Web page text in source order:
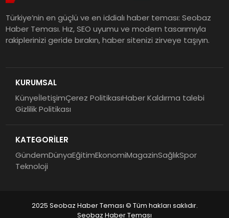
Türkiye’nin en güçlü ve en iddialı haber teması: Seobaz
Haber Teması. Hız, SEO uyumu ve modern tasarımıyla
rakiplerinizi geride bırakın, haber sitenizi zirveye taşıyın.
KURUMSAL
KünyeİletişimÇerez PolitikasıHaber Kaldırma talebi
Gizlilik Politikası
KATEGORİLER
GündemDünyaEğitimEkonomiMagazinSağlıkSpor
Teknoloji
2025 Seobaz Haber Teması © Tüm hakları saklıdır.
Seobaz Haber Teması